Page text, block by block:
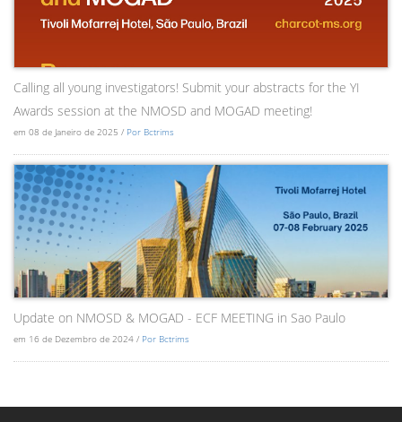
Calling all young investigators! Submit your abstracts for the YI
Awards session at the NMOSD and MOGAD meeting!
em 08 de Janeiro de 2025 / Por Bctrims
Update on NMOSD & MOGAD - ECF MEETING in Sao Paulo
em 16 de Dezembro de 2024 / Por Bctrims